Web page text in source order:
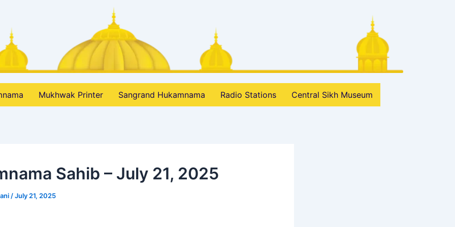
Mukhwak Printer Sangrand Hukamnama Radio Stations Central Sikh Museum
Sahib – July 21, 2025
/July 21, 2025